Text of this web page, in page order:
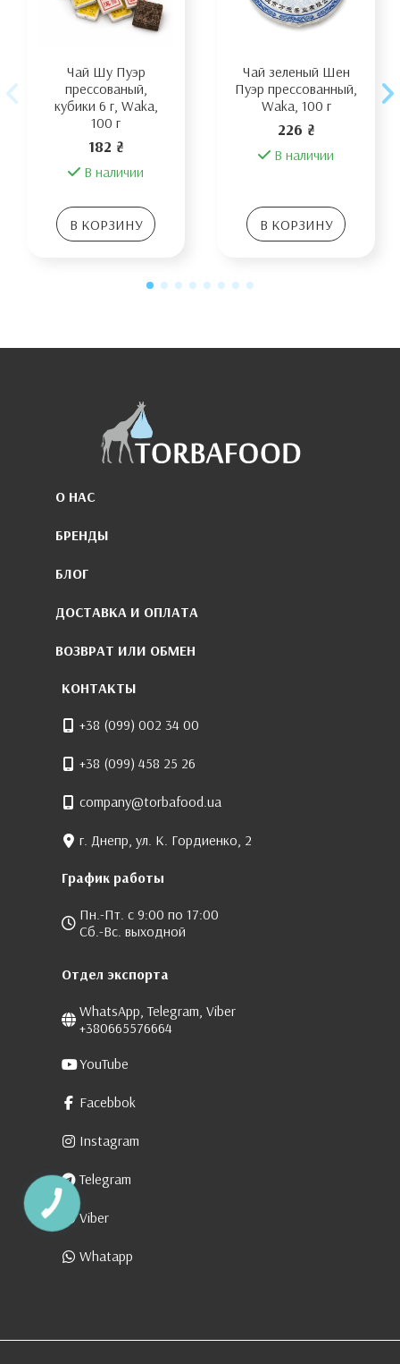
Чай Шу Пуэр
прессованый,
кубики 6 г, Waka,
100 г
182 ₴
В наличии
В КОРЗИНУ
Чай зеленый Шен
Пуэр прессованный,
Waka, 100 г
226 ₴
В наличии
В КОРЗИНУ
О НАС
БРЕНДЫ
БЛОГ
ДОСТАВКА И ОПЛАТА
ВОЗВРАТ ИЛИ ОБМЕН
КОНТАКТЫ
+38 (099) 002 34 00
+38 (099) 458 25 26
company@torbafood.ua
г. Днепр, ул. К. Гордиенко, 2
График работы
Пн.-Пт. с 9:00 по 17:00
Сб.-Вс. выходной
Отдел экспорта
WhatsApp, Telegram, Viber
+380665576664
YouTube
Facebbok
Instagram
Telegram
Viber
Whatapp